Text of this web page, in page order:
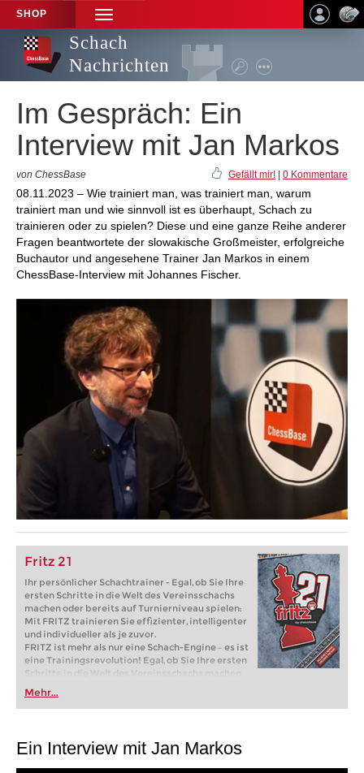
SHOP
TOGGLE
NAVIGATION
Schach
Nachrichten
Im Gespräch: Ein
Interview mit Jan Markos
von ChessBase Gefällt mir! 0 Kommentare
08.11.2023 – Wie trainiert man, was trainiert man, warum
trainiert man und wie sinnvoll ist es überhaupt, Schach zu
trainieren oder zu spielen? Diese und eine ganze Reihe anderer
Fragen beantwortete der slowakische Großmeister, erfolgreiche
Buchautor und angesehene Trainer Jan Markos in einem
ChessBase-Interview mit Johannes Fischer.
Fritz 21
Ihr persönlicher Schachtrainer - Egal, ob Sie Ihre
ersten Schritte in die Welt des Vereinsschachs
machen oder bereits auf Turnierniveau spielen:
Mit FRITZ trainieren Sie effizienter, intelligenter
und individueller als je zuvor.
FRITZ ist mehr als nur eine Schach-Engine – es ist
eine Trainingsrevolution! Egal, ob Sie Ihre ersten
Schritte in die Welt des Vereinsschachs machen
oder bereits auf Turnierniveau spielen: Mit
FRITZ trainieren Sie effizienter, intelligenter und
individueller als je zuvor.
Mehr...
Ein Interview mit Jan Markos